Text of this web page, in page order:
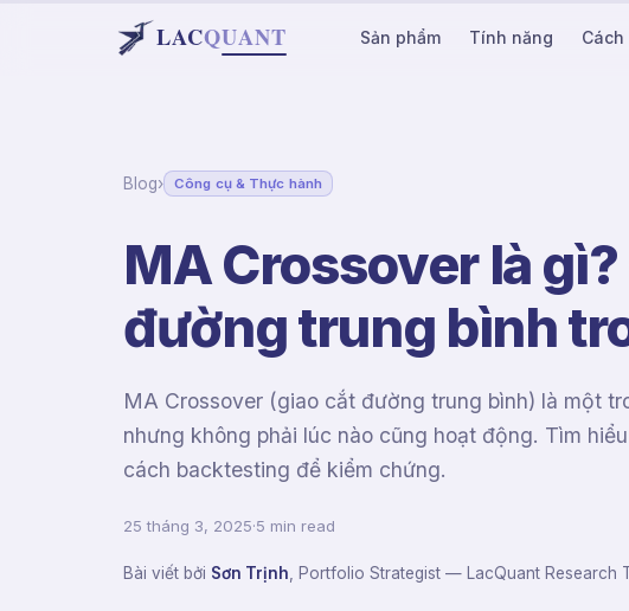
LACQUANT Sản phẩm Tính năng Cách
Blog› Công cụ & Thực hành
MA Crossover là
đường trung bình
MA Crossover (giao cắt đường trung bình) là một
nhưng không phải lúc nào cũng hoạt động. Tìm
cách backtesting để kiểm chứng.
25 tháng 3, 2025·5 min read
Bài viết bởi Sơn Trịnh Portfolio Strategist — LacQuant Research